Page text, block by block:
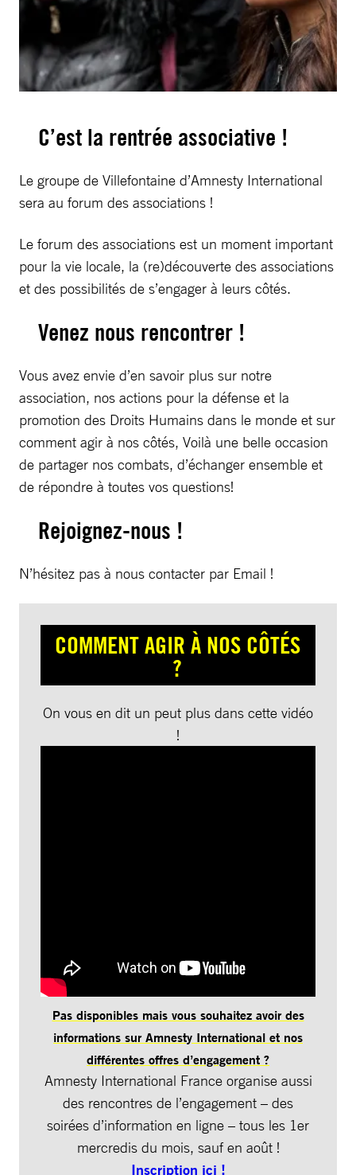
C’est la rentrée associative !
Le groupe de Villefontaine d’Amnesty International
sera au forum des associations !
Le forum des associations est un moment important
pour la vie locale, la (re)découverte des associations
et des possibilités de s’engager à leurs côtés.
Venez nous rencontrer !
Vous avez envie d’en savoir plus sur notre
association, nos actions pour la défense et la
promotion des Droits Humains dans le monde et sur
comment agir à nos côtés, Voilà une belle occasion
de partager nos combats, d’échanger ensemble et
de répondre à toutes vos questions!
Rejoignez-nous !
N’hésitez pas à nous contacter par Email !
COMMENT AGIR À NOS CÔTÉS
?
On vous en dit un peut plus dans cette vidéo
!
Pas disponibles mais vous souhaitez avoir des
informations sur Amnesty International et nos
différentes offres d’engagement ?
Amnesty International France organise aussi
des rencontres de l’engagement – des
soirées d’information en ligne – tous les 1er
mercredis du mois, sauf en août !
Inscription ici !